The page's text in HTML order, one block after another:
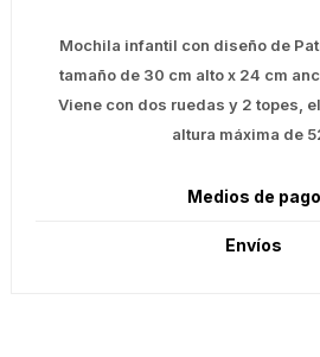
Mochila infantil con diseño de
tamaño de 30 cm alto x 24 cm
Viene con dos ruedas y 2 topes,
altura máxima de
Medios de pago
Envíos